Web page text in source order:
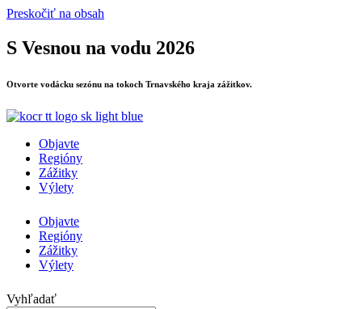
Preskočiť na obsah
S Vesnou na vodu 2026
Otvorte vodácku sezónu na tokoch Trnavského kraja zážitkov.
Objavte
Regióny
Zážitky
Výlety
Objavte
Regióny
Zážitky
Výlety
Vyhľadať